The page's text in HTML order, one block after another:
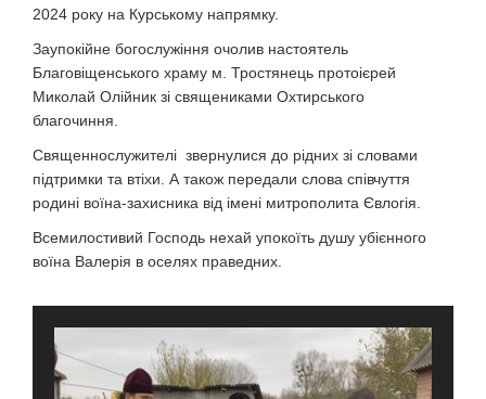
2024 року на Курському напрямку.
Заупокійне богослужіння очолив настоятель
Благовіщенського храму м. Тростянець протоієрей
Миколай Олійник зі священиками Охтирського
благочиння.
Священнослужителі звернулися до рідних зі словами
підтримки та втіхи. А також передали слова співчуття
родині воїна-захисника від імені митрополита Євлогія.
Всемилостивий Господь нехай упокоїть душу убієнного
воїна Валерія в оселях праведних.